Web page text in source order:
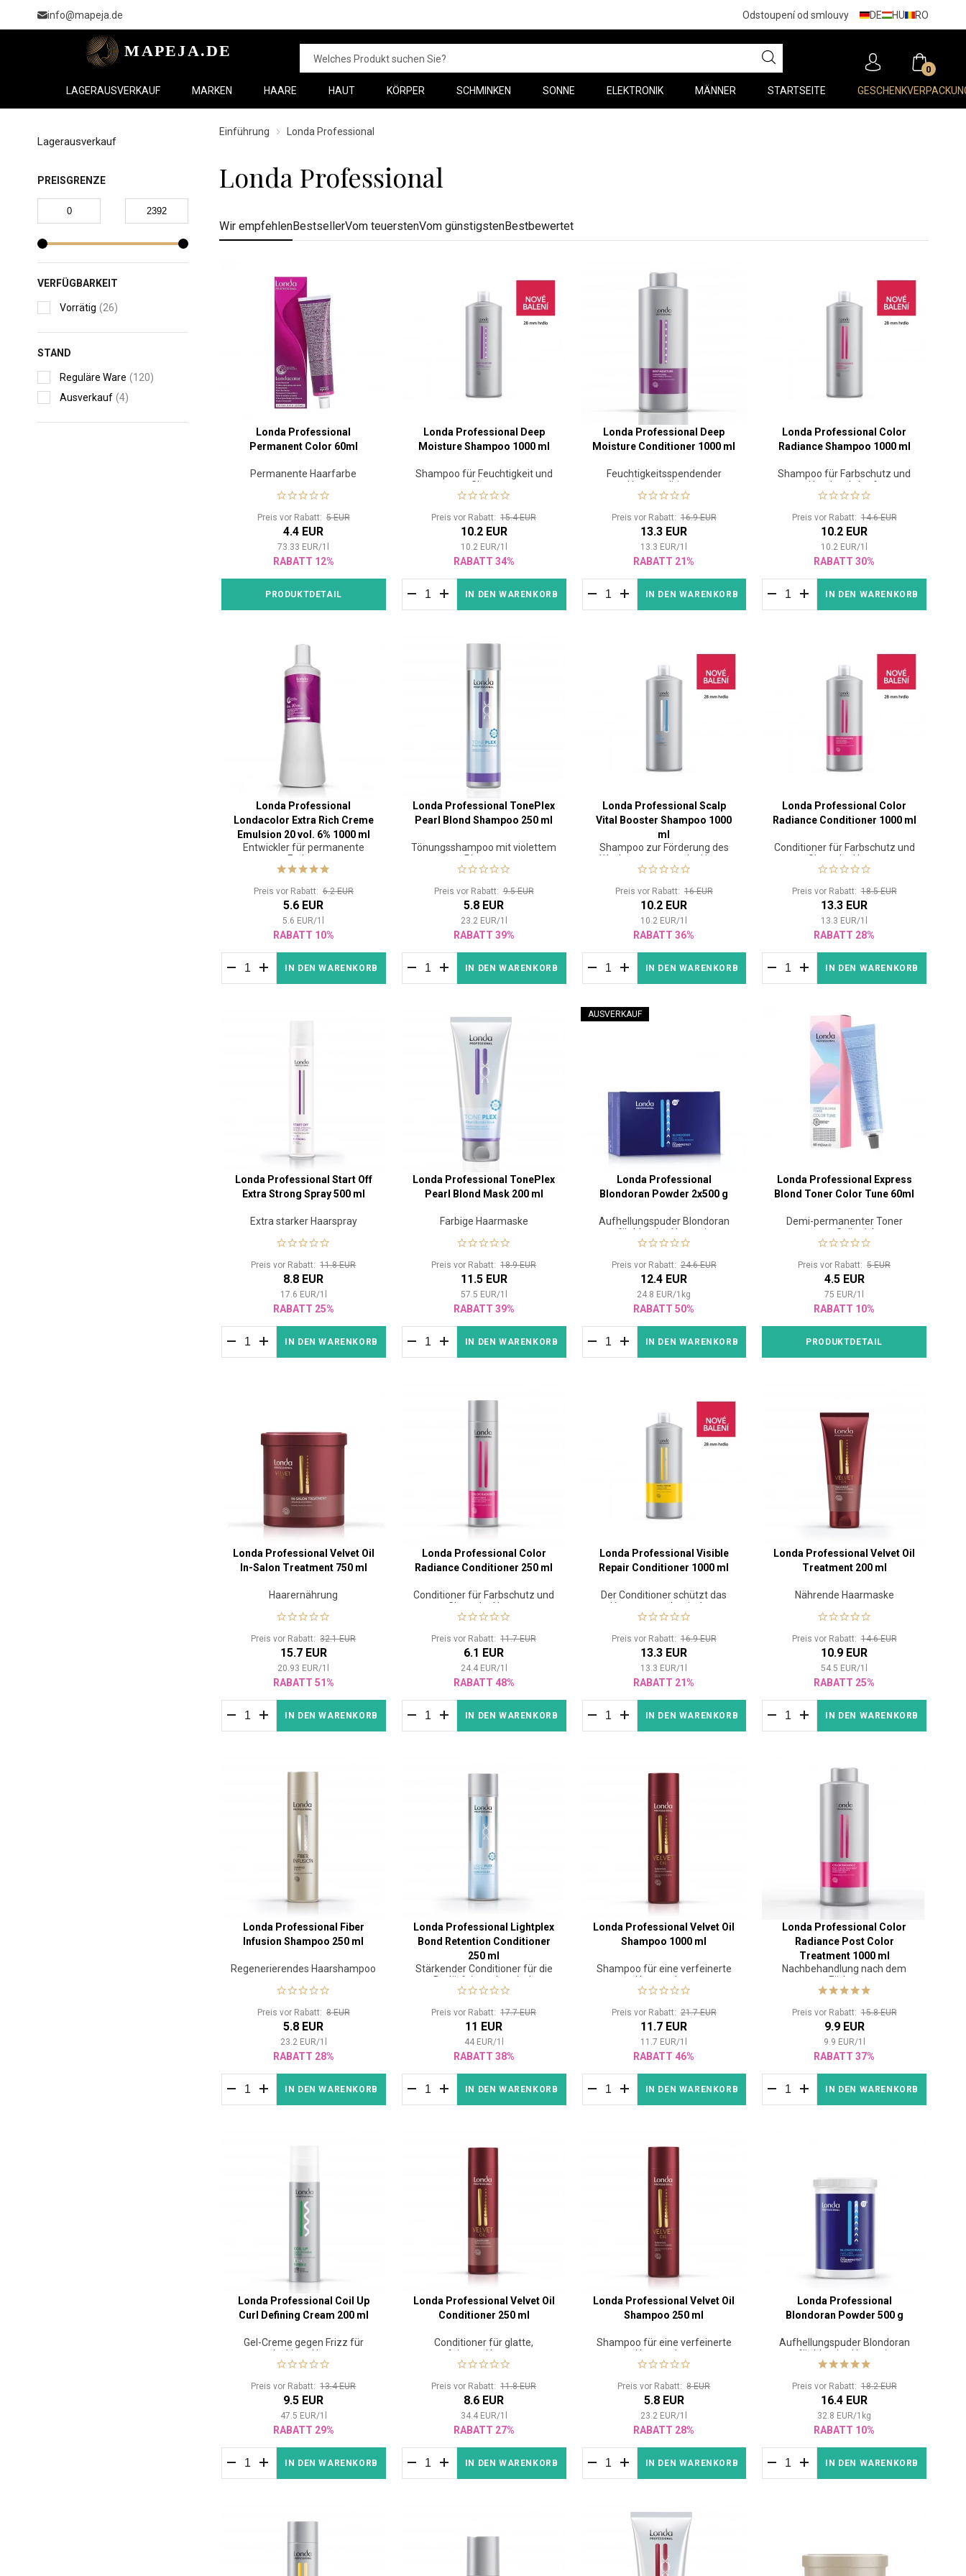
info@mapeja.de Odstoupení od smlouvy DE HU RO
0
LAGERAUSVERKAUF MARKEN HAARE HAUT KÖRPER SCHMINKEN SONNE ELEKTRONIK MÄNNER STARTSEITE
Lagerausverkauf
PREISGRENZE
VERFÜGBARKEIT
Vorrätig (26)
STAND
Reguläre Ware (120)
Ausverkauf (4)
Einführung Londa Professional
Londa Professional
Wir empfehlenBestsellerVom teuerstenVom günstigstenBestbewertet
Londa Professional
Permanent Color 60ml
Permanente Haarfarbe
Preis vor Rabatt: 5 EUR
4.4 EUR
73.33 EUR/1
RABATT 12%
PRODUKTDETAIL
Londa Professional Deep
Moisture Shampoo 1000 ml
Shampoo für Feuchtigkeit und
Glanz
Preis vor Rabatt:15.4 EUR
10.2 EUR
10.2 EUR/1
RABATT 34%
IN DEN WARENKORB
Londa Professional Deep
Moisture Conditioner 1000 ml
Feuchtigkeitsspendender
Haarconditioner
Preis vor Rabatt: 16.9 EUR
13.3 EUR
13.3 EUR/1
RABATT 21%
IN DEN WARENKORB
Londa Professional Color
Radiance Shampoo 1000 ml
Shampoo für Farbschutz und
Haarleuchtkraft
Preis vor Rabatt:14.6 EUR
10.2 EUR
10.2 EUR/1
RABATT 30%
IN DEN WARENKORB
Londa Professional
Londacolor Extra Rich Creme
Emulsion 20 vol. 6% 1000 ml
Entwickler für permanente
Farben
Preis vor Rabatt: 6.2 EUR
5.6 EUR
5.6 EUR/1
RABATT 10%
IN DEN WARENKORB
Londa Professional TonePlex
Pearl Blond Shampoo 250 ml
Tönungsshampoo mit violettem
Pigment
Preis vor Rabatt:9.5 EUR
5.8 EUR
23.2 EUR/1
RABATT 39%
IN DEN WARENKORB
Londa Professional Scalp
Vital Booster Shampoo 1000
ml
Shampoo zur Förderung des
Wachstums gesunder Haare
Preis vor Rabatt: 16 EUR
10.2 EUR
10.2 EUR/1
RABATT 36%
IN DEN WARENKORB
Londa Professional Color
Radiance Conditioner 1000 ml
Conditioner für Farbschutz und
Glanz der Haare
Preis vor Rabatt:18.5 EUR
13.3 EUR
13.3 EUR/1
RABATT 28%
IN DEN WARENKORB
Londa Professional Start Off
Extra Strong Spray 500 ml
Extra starker Haarspray
Preis vor Rabatt:11.8 EUR
8.8 EUR
17.6 EUR/1
RABATT 25%
IN DEN WARENKORB
Londa Professional TonePlex
Pearl Blond Mask 200 ml
Farbige Haarmaske
Preis vor Rabatt:18.9 EUR
11.5 EUR
57.5 EUR/1
RABATT 39%
IN DEN WARENKORB
AUSVERKAUF
Londa Professional
Blondoran Powder 2x500 g
Aufhellungspuder Blondoran
für blondes Haar mit
HydroProtect-Technologie
Preis vor Rabatt: 24.6 EUR
12.4 EUR
24.8 EUR/1 kg
RABATT 50%
IN DEN WARENKORB
Londa Professional Express
Blond Toner Color Tune 60ml
Demi-permanenter Toner
gegen Gelbstiche
Preis vor Rabatt:5 EUR
4.5 EUR
75 EUR/1
RABATT 10%
PRODUKTDETAIL
Londa Professional Velvet Oil
In-Salon Treatment 750 ml
Haarernährung
Preis vor Rabatt:32.1 EUR
15.7 EUR
20.93 EUR/1
RABATT 51%
IN DEN WARENKORB
Londa Professional Color
Radiance Conditioner 250 ml
Conditioner für Farbschutz und
Glanz der Haare
Preis vor Rabatt:11.7 EUR
6.1 EUR
24.4 EUR/1
RABATT 48%
IN DEN WARENKORB
Londa Professional Visible
Repair Conditioner 1000 ml
Der Conditioner schützt das
Haar vor mechanischen
Schäden.
Preis vor Rabatt: 16.9 EUR
13.3 EUR
13.3 EUR/1
RABATT 21%
IN DEN WARENKORB
Londa Professional Velvet Oil
Treatment 200 ml
Nährende Haarmaske
Preis vor Rabatt:14.6 EUR
10.9 EUR
54.5 EUR/1
RABATT 25%
IN DEN WARENKORB
Londa Professional Fiber
Infusion Shampoo 250 ml
Regenerierendes Haarshampoo
Preis vor Rabatt: 8 EUR
5.8 EUR
23.2 EUR/1
RABATT 28%
IN DEN WARENKORB
Londa Professional Lightplex
Bond Retention Conditioner
250 ml
Stärkender Conditioner für die
Bedürfnisse chemisch
behandelter Haare
Preis vor Rabatt:17.7 EUR
11 EUR
44 EUR/1
RABATT 38%
IN DEN WARENKORB
Londa Professional Velvet Oil
Shampoo 1000 ml
Shampoo für eine verfeinerte
Haarstruktur
Preis vor Rabatt: 21.7 EUR
11.7 EUR
11.7 EUR/1
RABATT 46%
IN DEN WARENKORB
Londa Professional Color
Radiance Post Color
Treatment 1000 ml
Nachbehandlung nach dem
Färben
Preis vor Rabatt:15.8 EUR
9.9 EUR
9.9 EUR/1
RABATT 37%
IN DEN WARENKORB
Londa Professional Coil Up
Curl Defining Cream 200 ml
Gel-Creme gegen Frizz für
lockiges Haar
Preis vor Rabatt:13.4 EUR
9.5 EUR
47.5 EUR/1
RABATT 29%
IN DEN WARENKORB
Londa Professional Velvet Oil
Conditioner 250 ml
Conditioner für glatte,
verfeinerte Haartextur
Preis vor Rabatt:11.8 EUR
8.6 EUR
34.4 EUR/1
RABATT 27%
IN DEN WARENKORB
Londa Professional Velvet Oil
Shampoo 250 ml
Shampoo für eine verfeinerte
Haarstruktur
Preis vor Rabatt:8 EUR
5.8 EUR
23.2 EUR/1
RABATT 28%
IN DEN WARENKORB
Londa Professional
Blondoran Powder 500 g
Aufhellungspuder Blondoran
für blondes Haar mit
HydroProtect-Technologie
Preis vor Rabatt:18.2 EUR
16.4 EUR
32.8 EUR/1 kg
RABATT 10%
IN DEN WARENKORB